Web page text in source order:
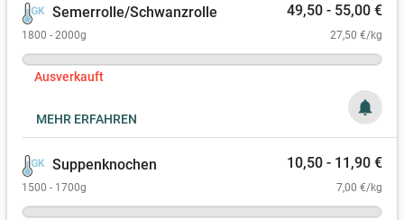
Semerrolle/Schwanzrolle 49,50 - 55,00 €
1800 - 2000g 27,50 €/kg
Ausverkauft
notifications
MEHR ERFAHREN
Suppenknochen 10,50 - 11,90 €
1500 - 1700g 7,00 €/kg